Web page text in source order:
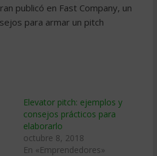
publicó en Fast Company, un
para armar un pitch
Elevator pitch: ejemplos y
consejos prácticos para
elaborarlo
octubre 8, 2018
En «Emprendedores»